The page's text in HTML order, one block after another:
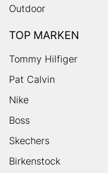
Outdoor
TOP MARKEN
Tommy Hilfiger
Pat Calvin
Nike
Boss
Skechers
Birkenstock